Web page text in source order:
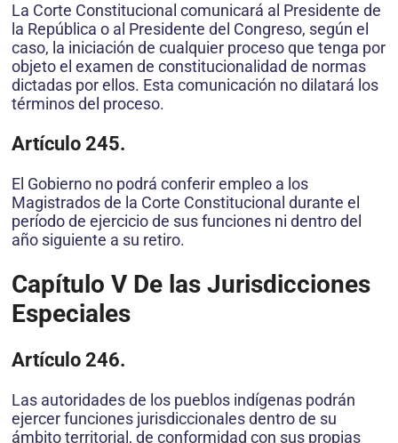
La Corte Constitucional comunicará al Presidente de
la República o al Presidente del Congreso, según el
caso, la iniciación de cualquier proceso que tenga por
objeto el examen de constitucionalidad de normas
dictadas por ellos. Esta comunicación no dilatará los
términos del proceso.
Artículo 245.
El Gobierno no podrá conferir empleo a los
Magistrados de la Corte Constitucional durante el
período de ejercicio de sus funciones ni dentro del
año siguiente a su retiro.
Capítulo V De las Jurisdicciones
Especiales
Artículo 246.
Las autoridades de los pueblos indígenas podrán
ejercer funciones jurisdiccionales dentro de su
ámbito territorial, de conformidad con sus propias